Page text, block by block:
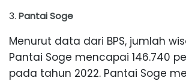
Pantai Soge
Menurut data dari BPS, jumlah
Pantai Soge mencapai 146.740
pada tahun 2022. Pantai Soge